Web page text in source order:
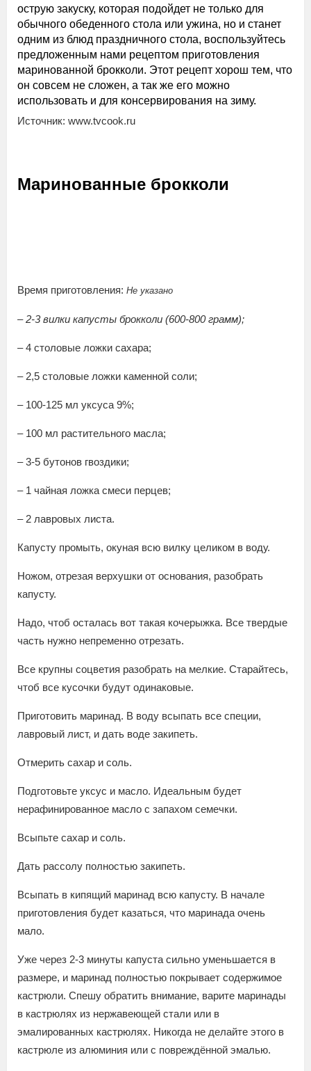
острую закуску, которая подойдет не только для
обычного обеденного стола или ужина, но и станет
одним из блюд праздничного стола, воспользуйтесь
предложенным нами рецептом приготовления
маринованной брокколи. Этот рецепт хорош тем, что
он совсем не сложен, а так же его можно
использовать и для консервирования на зиму.
Источник: www.tvcook.ru
Маринованные брокколи
Время приготовления: Не указано
– 2-3 вилки капусты брокколи (600-800 грамм);
– 4 столовые ложки сахара;
– 2,5 столовые ложки каменной соли;
– 100-125 мл уксуса 9%;
– 100 мл растительного масла;
– 3-5 бутонов гвоздики;
– 1 чайная ложка смеси перцев;
– 2 лавровых листа.
Капусту промыть, окуная всю вилку целиком в воду.
Ножом, отрезая верхушки от основания, разобрать
капусту.
Надо, чтоб осталась вот такая кочерыжка. Все твердые
часть нужно непременно отрезать.
Все крупны соцветия разобрать на мелкие. Старайтесь,
чтоб все кусочки будут одинаковые.
Приготовить маринад. В воду всыпать все специи,
лавровый лист, и дать воде закипеть.
Отмерить сахар и соль.
Подготовьте уксус и масло. Идеальным будет
нерафинированное масло с запахом семечки.
Всыпьте сахар и соль.
Дать рассолу полностью закипеть.
Всыпать в кипящий маринад всю капусту. В начале
приготовления будет казаться, что маринада очень
мало.
Уже через 2-3 минуты капуста сильно уменьшается в
размере, и маринад полностью покрывает содержимое
кастрюли. Спешу обратить внимание, варите маринады
в кастрюлях из нержавеющей стали или в
эмалированных кастрюлях. Никогда не делайте этого в
кастрюле из алюминия или с повреждённой эмалью.